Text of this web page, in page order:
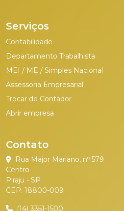
Serviços
Contabilidade
Departamento Trabalhista
MEI / ME / Simples Nacional
Assessoria Empresarial
Trocar de Contador
Abrir empresa
Contato
Rua Major Mariano, nº 579
Centro
Piraju - SP
CEP. 18800-009
(14) 3351-1500